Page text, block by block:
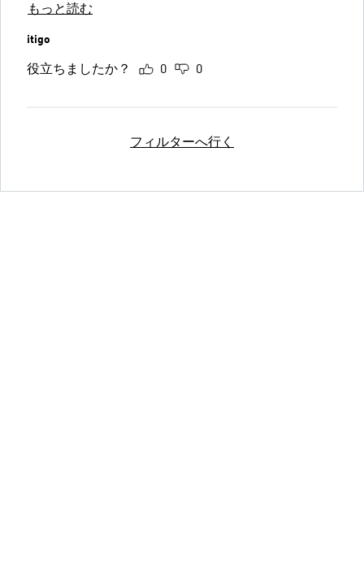
もっと読む
itigo
役立ちましたか？ 0 0
フィルターへ行く